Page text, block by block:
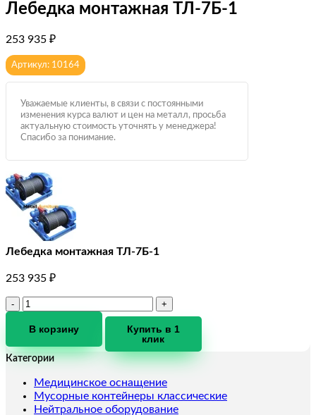
Лебедка монтажная ТЛ-7Б-1
253 935 ₽
Артикул: 10164
Уважаемые клиенты, в связи с постоянными
изменения курса валют и цен на металл, просьба
актуальную стоимость уточнять у менеджера!
Спасибо за понимание.
Лебедка монтажная ТЛ-7Б-1
253 935 ₽
Количество
Лебедка
ТЛ-7Б-1
В корзину
Купить в 1
клик
Категории
Медицинское оснащение
Мусорные контейнеры классические
Нейтральное оборудование